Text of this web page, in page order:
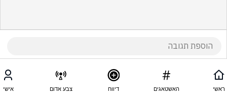
ראשי האשטאגים דיווח צבע אדום אישי